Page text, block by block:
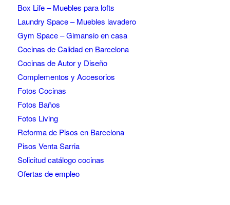
Box Life – Muebles para lofts
Laundry Space – Muebles lavadero
Gym Space – Gimansio en casa
Cocinas de Calidad en Barcelona
Cocinas de Autor y Diseño
Complementos y Accesorios
Fotos Cocinas
Fotos Baños
Fotos Living
Reforma de Pisos en Barcelona
Pisos Venta Sarria
Solicitud catálogo cocinas
Ofertas de empleo